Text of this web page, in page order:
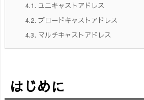
4.1. ユニキャストアドレス
4.2. ブロードキャストアドレス
4.3. マルチキャストアドレス
はじめに